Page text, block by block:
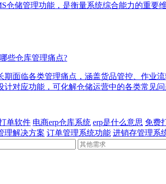
仓储管理功能，是衡量系统综合能力的重要
些仓库管理痛点?
期面临各类管理痛点，涵盖货品管控、作业
对应功能，可化解仓储运营中的各类常见
单软件 电商erp仓库系统 erp是什么意思 免费
理解决方案 订单管理系统功能 进销存管理系